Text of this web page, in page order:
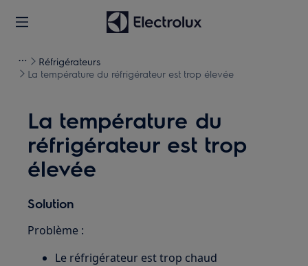
Réfrigérateurs
La température du réfrigérateur est trop élevée
La température du
réfrigérateur est trop
élevée
Solution
Problème :
Le réfrigérateur est trop chaud